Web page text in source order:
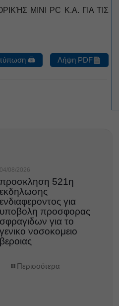
MINI PC K.A. ΓΙΑ ΤΙΣ
🖨
Λήψη PDF
04/08/2026
προσκληση 521η
εκδηλωσης
ενδιαφεροντος για
υποβολη προσφορας
σφραγιδων για το
γενικο νοσοκομειο
βεροιας
Περισσότερα